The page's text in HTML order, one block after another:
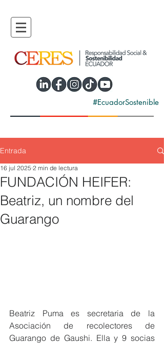
#EcuadorSostenible
Entrada
FUNDACIÓN HEIFER:
Beatriz, un nombre del
Guarango
16 jul 2025 2 min de lectura
Beatriz Puma es secretaria de la
Asociación de recolectores de
Guarango de Gaushi. Ella y 9 socias